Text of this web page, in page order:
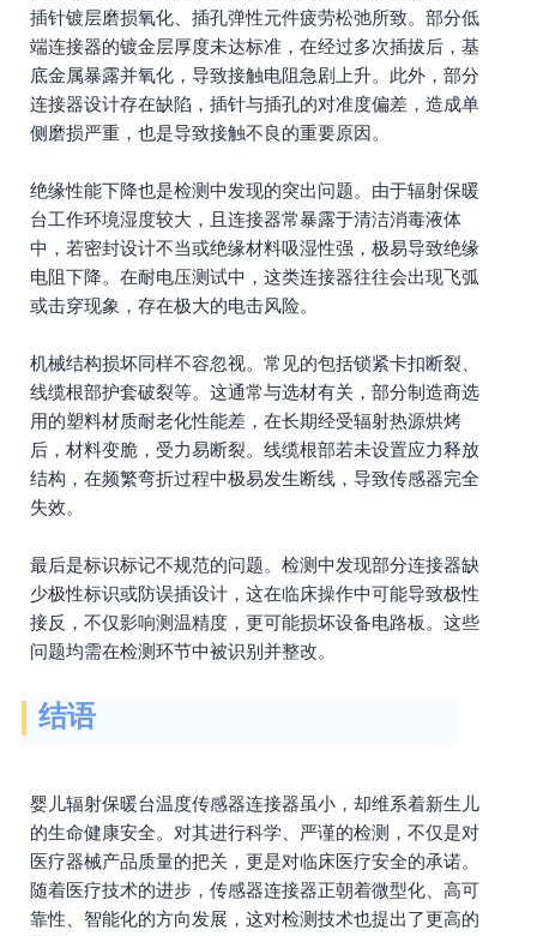
插针镀层磨损氧化、插孔弹性元件疲劳松弛所致。部分低
端连接器的镀金层厚度未达标准，在经过多次插拔后，基
底金属暴露并氧化，导致接触电阻急剧上升。此外，部分
连接器设计存在缺陷，插针与插孔的对准度偏差，造成单
侧磨损严重，也是导致接触不良的重要原因。
绝缘性能下降也是检测中发现的突出问题。由于辐射保暖
台工作环境湿度较大，且连接器常暴露于清洁消毒液体
中，若密封设计不当或绝缘材料吸湿性强，极易导致绝缘
电阻下降。在耐电压测试中，这类连接器往往会出现飞弧
或击穿现象，存在极大的电击风险。
机械结构损坏同样不容忽视。常见的包括锁紧卡扣断裂、
线缆根部护套破裂等。这通常与选材有关，部分制造商选
用的塑料材质耐老化性能差，在长期经受辐射热源烘烤
后，材料变脆，受力易断裂。线缆根部若未设置应力释放
结构，在频繁弯折过程中极易发生断线，导致传感器完全
失效。
最后是标识标记不规范的问题。检测中发现部分连接器缺
少极性标识或防误插设计，这在临床操作中可能导致极性
接反，不仅影响测温精度，更可能损坏设备电路板。这些
问题均需在检测环节中被识别并整改。
结语
婴儿辐射保暖台温度传感器连接器虽小，却维系着新生儿
的生命健康安全。对其进行科学、严谨的检测，不仅是对
医疗器械产品质量的把关，更是对临床医疗安全的承诺。
随着医疗技术的进步，传感器连接器正朝着微型化、高可
靠性、智能化的方向发展，这对检测技术也提出了更高的